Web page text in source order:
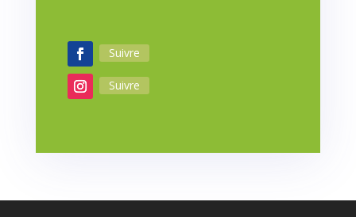
Suivre
Suivre